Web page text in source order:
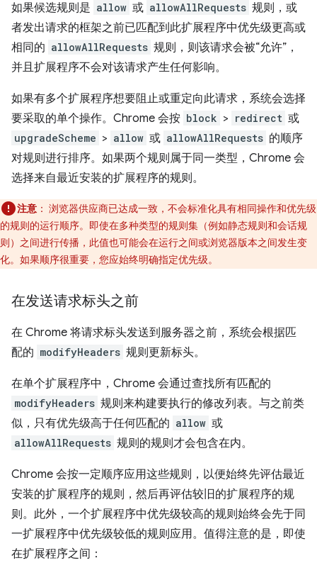
如果候选规则是 allow 或 allowAllRequests 规则，或
者发出请求的框架之前已匹配到此扩展程序中优先级更高或
相同的 allowAllRequests 规则，则该请求会被“允许”，
并且扩展程序不会对该请求产生任何影响。
如果有多个扩展程序想要阻止或重定向此请求，系统会选择
要采取的单个操作。Chrome 会按 block > redirect 或
upgradeScheme > allow 或 allowAllRequests 的顺序
对规则进行排序。如果两个规则属于同一类型，Chrome 会
选择来自最近安装的扩展程序的规则。
注意 ： 浏览器供应商已达成一致，不会标准化具有相同操作和优先级
的规则的运行顺序。即使在多种类型的规则集（例如静态规则和会话规
则）之间进行传播，此值也可能会在运行之间或浏览器版本之间发生变
化。如果顺序很重要，您应始终明确指定优先级。
在发送请求标头之前
在 Chrome 将请求标头发送到服务器之前，系统会根据匹
配的 modifyHeaders 规则更新标头。
在单个扩展程序中，Chrome 会通过查找所有匹配的
modifyHeaders 规则来构建要执行的修改列表。与之前类
似，只有优先级高于任何匹配的 allow 或
allowAllRequests 规则的规则才会包含在内。
Chrome 会按一定顺序应用这些规则，以便始终先评估最近
安装的扩展程序的规则，然后再评估较旧的扩展程序的规
则。此外，一个扩展程序中优先级较高的规则始终会先于同
一扩展程序中优先级较低的规则应用。值得注意的是，即使
在扩展程序之间：